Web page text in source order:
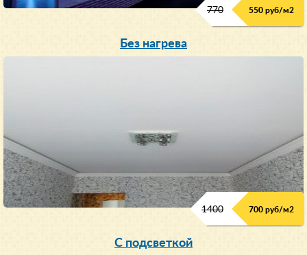
770 550 руб/м2
Без нагрева
1400 700 руб/м2
С подсветкой